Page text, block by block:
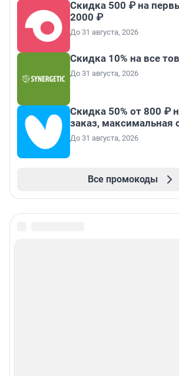
Скидка 500 ₽ на
2000 ₽
До 31 августа, 2026
Скидка 10% на все
До 31 августа, 2026
Скидка 50% от 800 ₽
заказ, максимальная
До 31 августа, 2026
Все промокоды